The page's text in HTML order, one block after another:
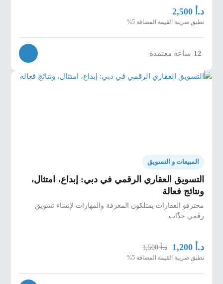
د.أ 2,500
تطبق ضريبة القيمة المضافة 5%
12 ساعة معتمدة
المبيعات و التسويق
التسويق العقاري الرقمي في دبي: إبداع، امتثال،
ونتائج فعالة
محترفو العقارات يمتلكون المعرفة والمهارات لإنشاء تسويق
رقمي جذّاب
د.أ 1,200 د.أ1,500
تطبق ضريبة القيمة المضافة 5%